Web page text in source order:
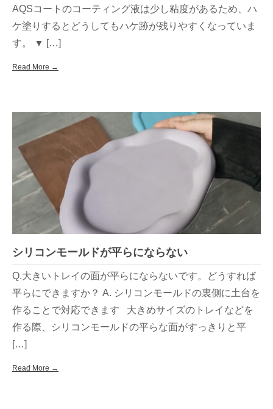
AQSコートのコーティング液は少し粘度があるため、ハ
ケ塗りするとどうしてもハケ跡が残りやすくなっていま
す。 ▼ […]
Read More →
シリコンモールドが平らにならない
Q.大きいトレイの面が平らにならないです。どうすれば
平らにできますか？ A. シリコンモールドの裏側に土台を
作ることで対応できます 大きめサイズのトレイなどを
作る際、シリコンモールドの平らな面がすっきりと平
[…]
Read More →